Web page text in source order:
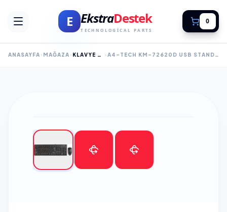
E EkstraDestek
TECHNOLOGICAL PARTS
0
ANASAYFA MAĞAZA KLAVYE MOUSE SET A4-TECH KM-72620D USB STANDART TÜRKÇE Q KLAVYE/MOUSE SET